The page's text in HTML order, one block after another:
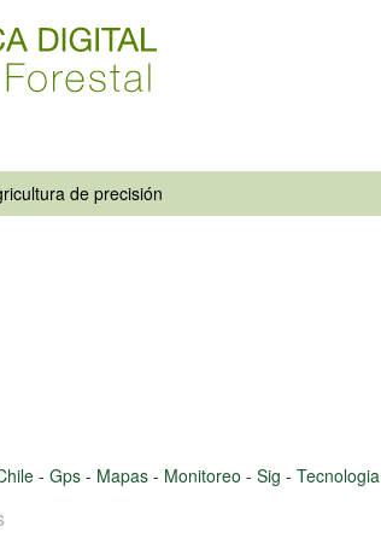
de precisión
- Gps - Mapas - Monitoreo - Sig - Tecnologia